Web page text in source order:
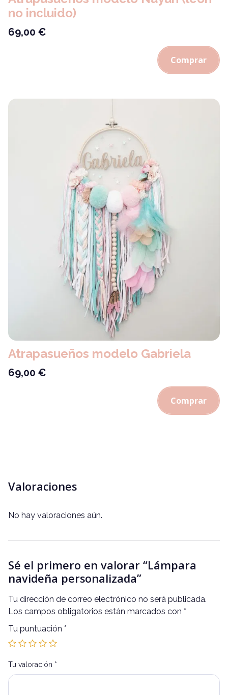
no incluido)
69,00 €
Comprar
Atrapasueños modelo Gabriela
69,00 €
Comprar
Valoraciones
No hay valoraciones aún.
Sé el primero en valorar “Lámpara
navideña personalizada”
Tu dirección de correo electrónico no será publicada.
Los campos obligatorios están marcados con *
Tu puntuación *
Tu valoración *